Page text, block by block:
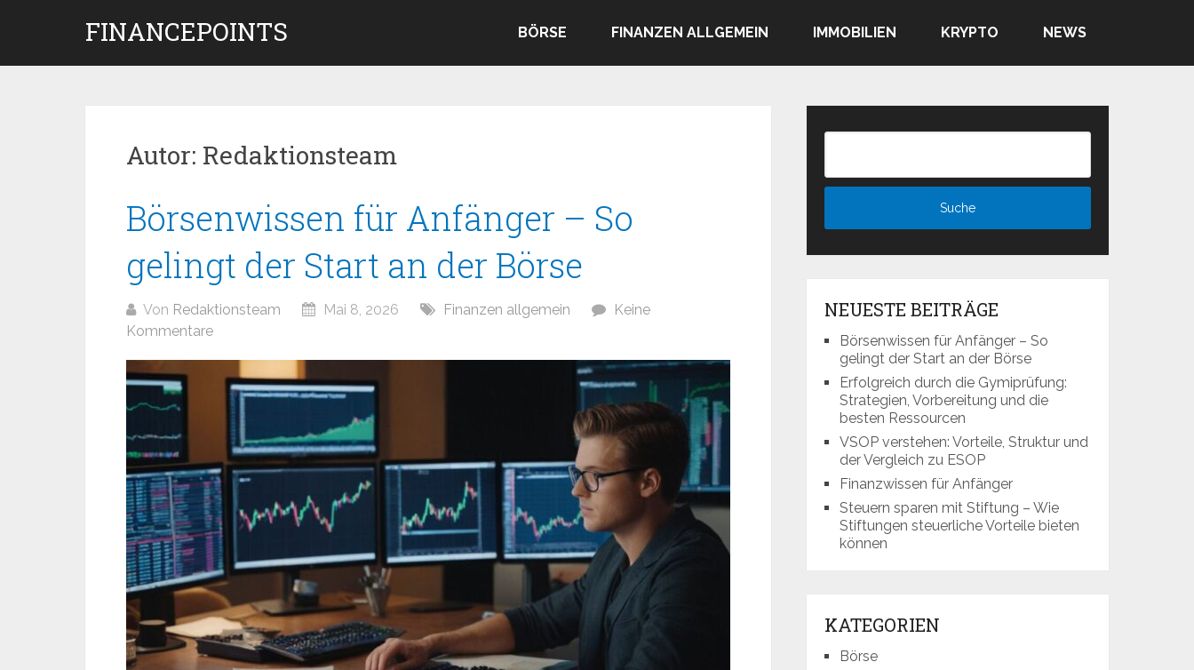
FINANCEPOINTS BÖRSE FINANZEN ALLGEMEIN IMMOBILIEN KRYPTO NEWS
Autor: Redaktionsteam
Börsenwissen für Anfänger – So
gelingt der Start an der Börse
Von Redaktionsteam Mai 8, 2026 Finanzen allgemein
Keine
Kommentare
Beitragsnavigation
NEUESTE BEITRÄGE
Börsenwissen für Anfänger – So
gelingt der Start an der Börse
Erfolgreich durch die Gymiprüfung:
Strategien, Vorbereitung und die
besten Ressourcen
VSOP verstehen: Vorteile, Struktur und
der Vergleich zu ESOP
Finanzwissen für Anfänger
Steuern sparen mit Stiftung – Wie
Stiftungen steuerliche Vorteile bieten
können
KATEGORIEN
Börse